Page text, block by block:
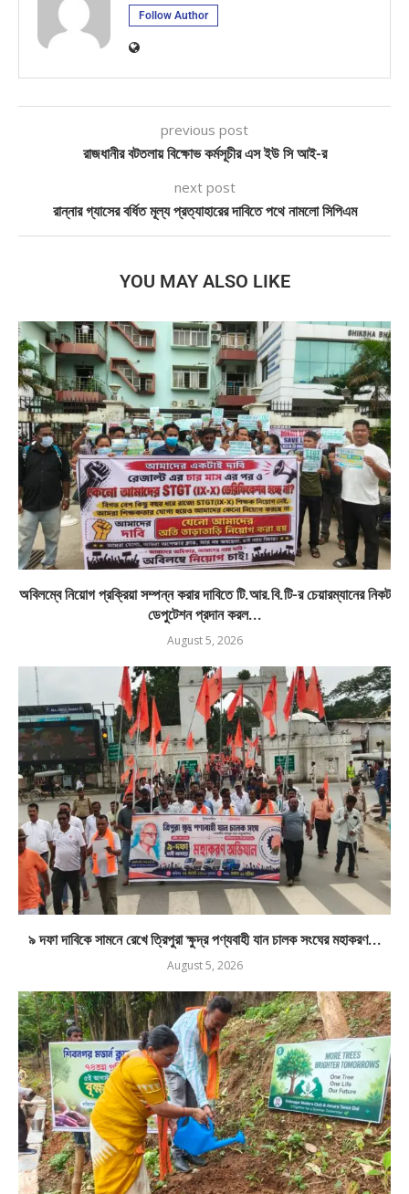
Follow Author
previous post
রাজধানীর বটতলায় বিক্ষোভ কর্মসূচীর এস ইউ সি আই-র
next post
রান্নার গ্যাসের বর্ধিত মূল্য প্রত্যাহারের দাবিতে পথে নামলো সিপিএম
YOU MAY ALSO LIKE
অবিলম্বে নিয়োগ প্রক্রিয়া সম্পন্ন করার দাবিতে টি.আর.বি.টি-র চেয়ারম্যানের নিকট
ডেপুটেশন প্রদান করল...
August 5, 2026
৯ দফা দাবিকে সামনে রেখে ত্রিপুরা ক্ষুদ্র পণ্যবাহী যান চালক সংঘের মহাকরণ...
August 5, 2026